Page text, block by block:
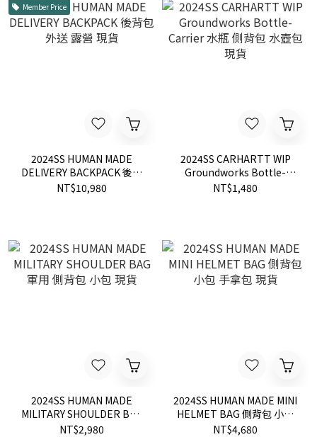
Member Price
2024SS HUMAN MADE
DELIVERY BACKPACK 後背
包 外送 露營 現貨
NT$10,980
2024SS CARHARTT WIP
Groundworks Bottle-
Carrier 水瓶 側背包 水壺包
NT$1,480
2024SS HUMAN MADE
MILITARY SHOULDER BAG
軍用 側背包 小包 現貨
NT$2,980
2024SS HUMAN MADE MINI
HELMET BAG 側背包 小包
手拿包 現貨
NT$4,680